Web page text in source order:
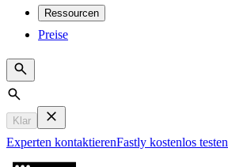
Ressourcen
Preise
Search
Klar
Experten kontaktierenFastly kostenlos testen